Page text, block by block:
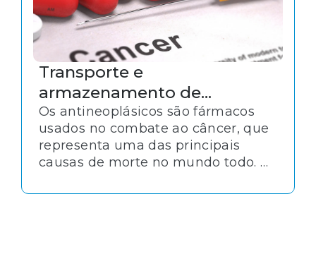
Transporte e
armazenamento de
medicamentos
antineoplásicos
Os antineoplásicos são fármacos
usados no combate ao câncer, que
representa uma das principais
causas de morte no mundo todo. O
área prioritária para a saúde